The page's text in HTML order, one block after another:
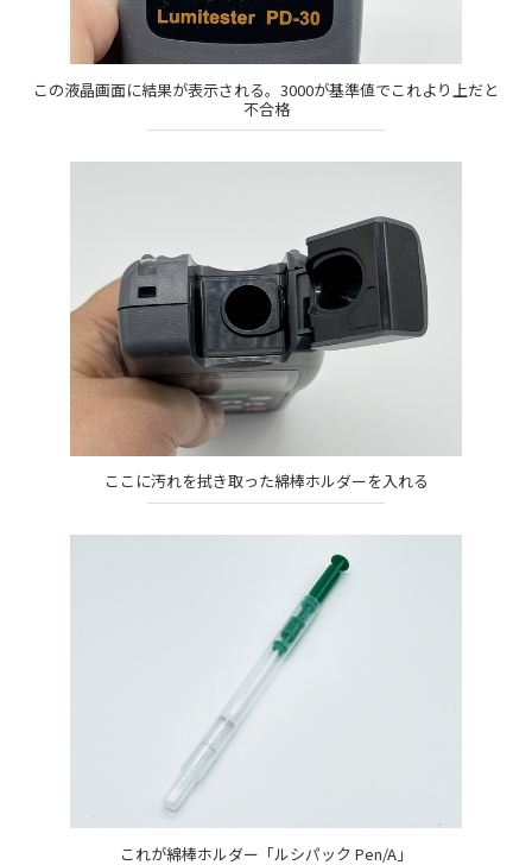
この液晶画面に結果が表示される。3000が基準値でこれより上だと
不合格
ここに汚れを拭き取った綿棒ホルダーを入れる
これが綿棒ホルダー「ルシパック Pen/A」